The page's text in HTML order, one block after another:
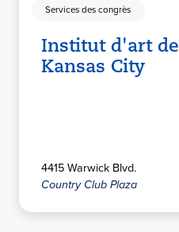
Services des congrès
Institut d'art de
Kansas City
4415 Warwick Blvd.
Country Club Plaza